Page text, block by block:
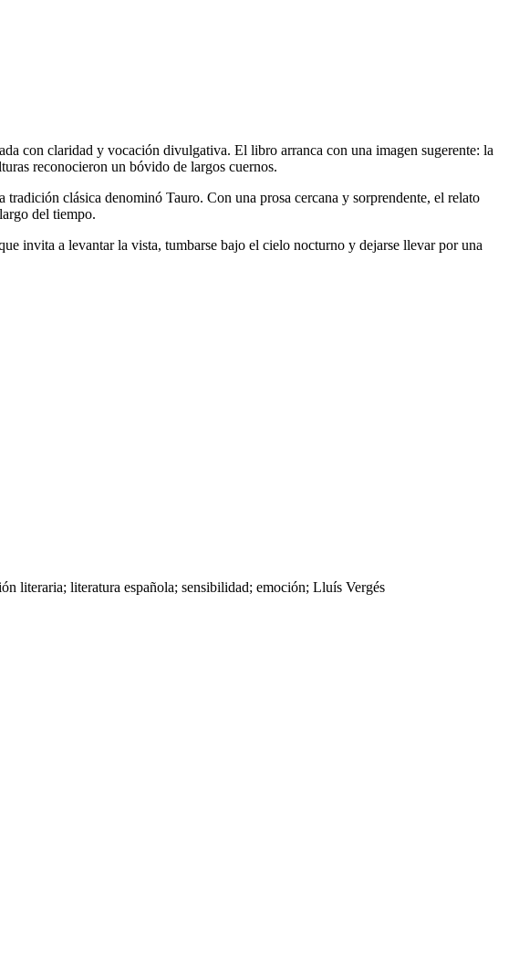
con claridad y vocación divulgativa. El libro arranca con una imagen sugerente: la
reconocieron un bóvido de largos cuernos.
clásica denominó Tauro. Con una prosa cercana y sorprendente, el relato
del tiempo.
invita a levantar la vista, tumbarse bajo el cielo nocturno y dejarse llevar por una
literaria; literatura española; sensibilidad; emoción; Lluís Vergés